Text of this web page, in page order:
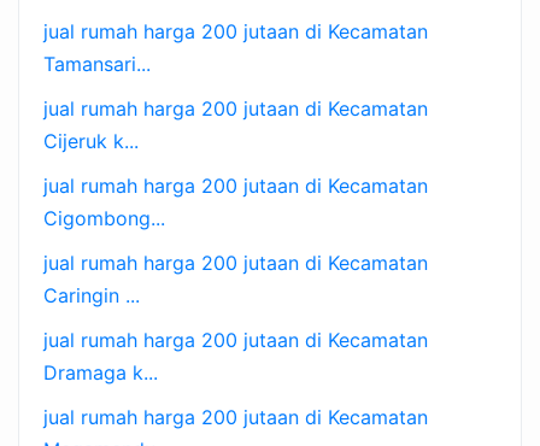
jual rumah harga 200 jutaan di Kecamatan
Tamansari...
jual rumah harga 200 jutaan di Kecamatan
Cijeruk k...
jual rumah harga 200 jutaan di Kecamatan
Cigombong...
jual rumah harga 200 jutaan di Kecamatan
Caringin ...
jual rumah harga 200 jutaan di Kecamatan
Dramaga k...
jual rumah harga 200 jutaan di Kecamatan